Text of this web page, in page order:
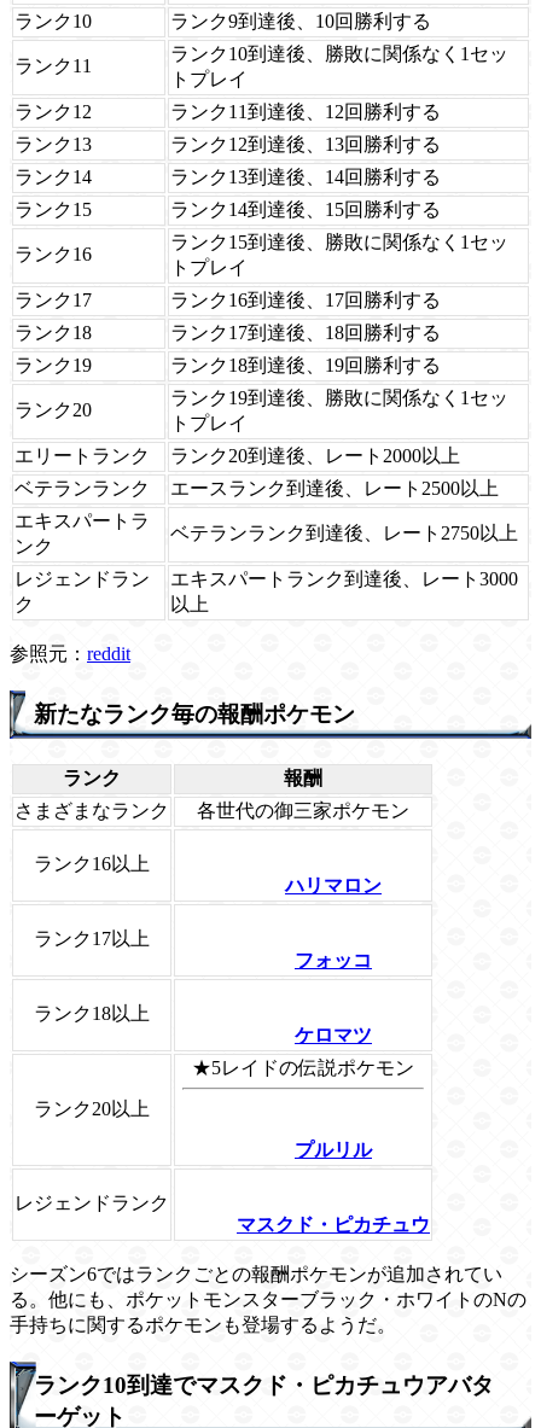
ランク10
ランク9到達後、10回勝利する
ランク11
ランク10到達後、勝敗に関係なく1セッ
トプレイ
ランク12
ランク11到達後、12回勝利する
ランク13
ランク12到達後、13回勝利する
ランク14
ランク13到達後、14回勝利する
ランク15
ランク14到達後、15回勝利する
ランク16
ランク15到達後、勝敗に関係なく1セッ
トプレイ
ランク17
ランク16到達後、17回勝利する
ランク18
ランク17到達後、18回勝利する
ランク19
ランク18到達後、19回勝利する
ランク20
ランク19到達後、勝敗に関係なく1セッ
トプレイ
エリートランク
ランク20到達後、レート2000以上
ベテランランク
エースランク到達後、レート2500以上
エキスパートラ
ンク
ベテランランク到達後、レート2750以上
レジェンドラン
ク
エキスパートランク到達後、レート3000
以上
参照元： reddit
新たなランク毎の報酬ポケモン
ランク
報酬
さまざまなランク
各世代の御三家ポケモン
ランク16以上
ハリマロン
ランク17以上
フォッコ
ランク18以上
ケロマツ
ランク20以上
★5レイドの伝説ポケモン
プルリル
レジェンドランク
マスクド・ピカチュウ
シーズン6ではランクごとの報酬ポケモンが追加されてい
る。他にも、ポケットモンスターブラック・ホワイトのNの
手持ちに関するポケモンも登場するようだ。
ランク10到達でマスクド・ピカチュウアバタ
ーゲット